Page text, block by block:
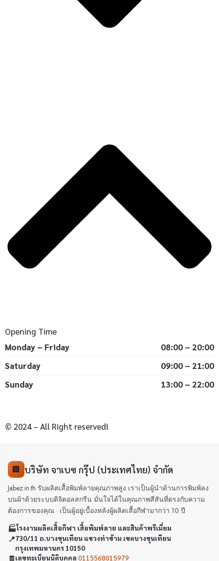
Opening Time
Monday – Friday
08:00 – 20:00
Saturday
09:00 – 21:00
Sunday
13:00 – 22:00
© 2024 – All Right reserved!
🏢 บริษัท จาเบซ กรุ๊ป (ประเทศไทย) จำกัด
Jabez.in.th รับผลิตเสื้อพิมพ์ลายคุณภาพสูง เราเป็นผู้นำด้านการพิมพ์ลง
บนผ้าด้วยระบบดิจิตอลสกรีน มั่นใจได้ในคุณภาพสีสันที่ตรงกับความ
ต้องการของคุณ · เป็นผู้อยู่เบื้องหลังผู้ผลิตเสื้อกีฬามากว่า 10 ปี
🏭โรงงานผลิตเสื้อกีฬา เสื้อพิมพ์ลาย และสินค้าพรีเมี่ยม
📍730/11 ถ.บางขุนเทียน แขวงท่าข้าม เขตบางขุนเทียน
กรุงเทพมหานคร 10150
🧾เลขทะเบียนนิติบุคคล 0115568015979